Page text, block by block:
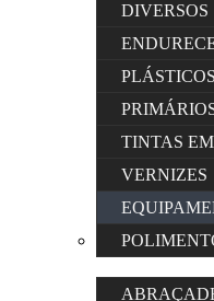
DIVERSOS
TINTAS
VERNIZES